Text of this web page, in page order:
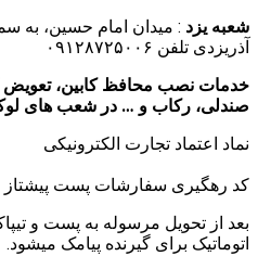
شعبه یزد : میدان امام حسین، به
آذریزدی تلفن ۰۹۱۲۸۷۲۵۰۰۶
خدمات نصب محافظ کابین، تعویض
صندلی، رکاب و … در شعب های
نماد اعتماد تجارت الكترونیكی
کد رهگیری سفارشات پست پیشتاز
بعد از تحویل مرسوله به پست و
اتوماتیک برای گیرنده پیامک میشود.